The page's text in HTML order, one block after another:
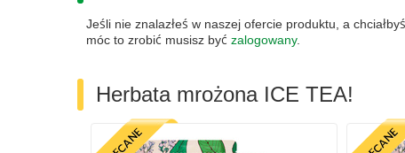
Jeśli nie znalazłeś w naszej ofercie produktu, a
móc to zrobić musisz być zalogowany.
Herbata mrożona ICE TEA!